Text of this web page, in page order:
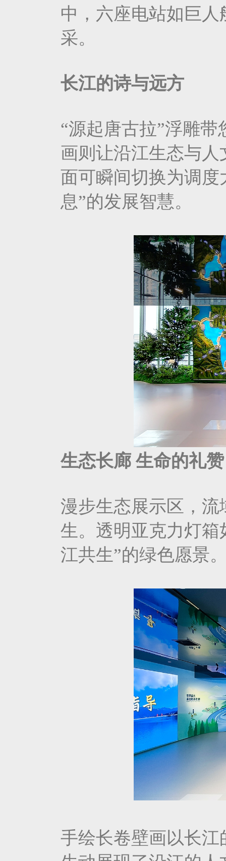
中，六座电站如巨
采。
长江的诗与远方
“源起唐古拉”浮雕
画则让沿江生态与
面可瞬间切换为调
息”的发展智慧。
生态长廊 生命的礼
漫步生态展示区，
生。透明亚克力灯
江共生”的绿色愿景
手绘长卷壁画以长